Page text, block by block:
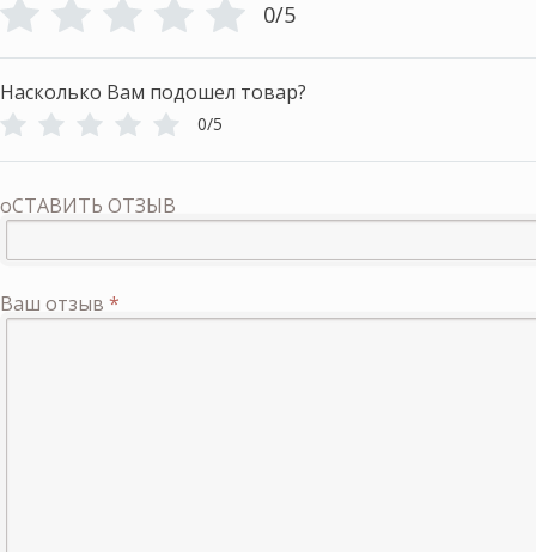
0/5
Насколько Вам подошел товар?
0/5
оСТАВИТЬ ОТЗЫВ
Ваш отзыв *